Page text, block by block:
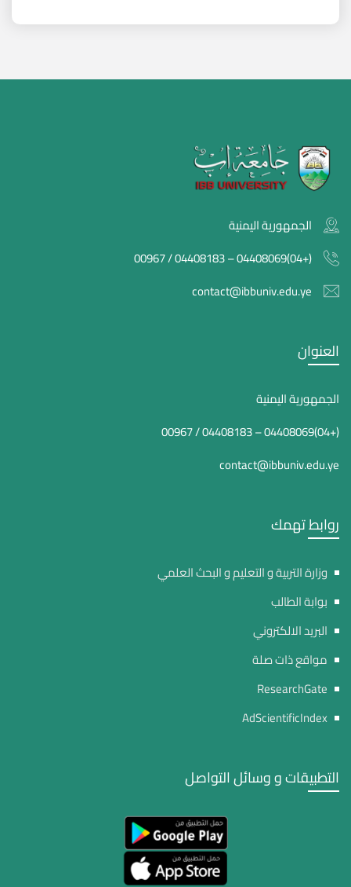
الجمهورية اليمنية
(+04)04408069 – 04408183 / 00967
contact@ibbuniv.edu.ye
العنوان
الجمهورية اليمنية
(+04)04408069 – 04408183 / 00967
contact@ibbuniv.edu.ye
روابط تهمك
وزارة التربية و التعليم و البحث العلمي
بوابة الطالب
البريد الالكتروني
مواقع ذات صلة
ResearchGate
AdScientificIndex
التطبيقات و وسائل التواصل